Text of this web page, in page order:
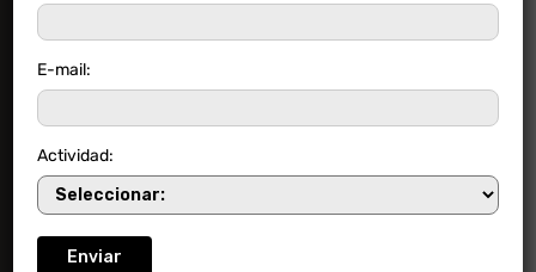
Contacto
Empresa
Línea de transparencia
E-mail:
Actividad: